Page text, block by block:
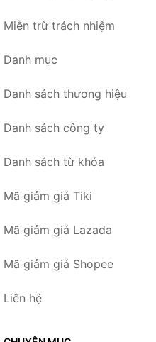
Miễn trừ trách nhiệm
Danh mục
Danh sách thương hiệu
Danh sách công ty
Danh sách từ khóa
Mã giảm giá Tiki
Mã giảm giá Lazada
Mã giảm giá Shopee
Liên hệ